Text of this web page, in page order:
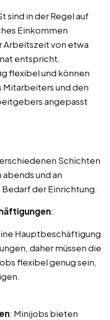
sind in der Regel auf
Einkommen
Arbeitszeit von etwa
entspricht.
flexibel und können
Mitarbeiters und den
angepasst
Schichten
und an
der Einrichtung.
:
Hauptbeschäftigung
daher müssen die
flexibel genug sein,
: Minijobs bieten